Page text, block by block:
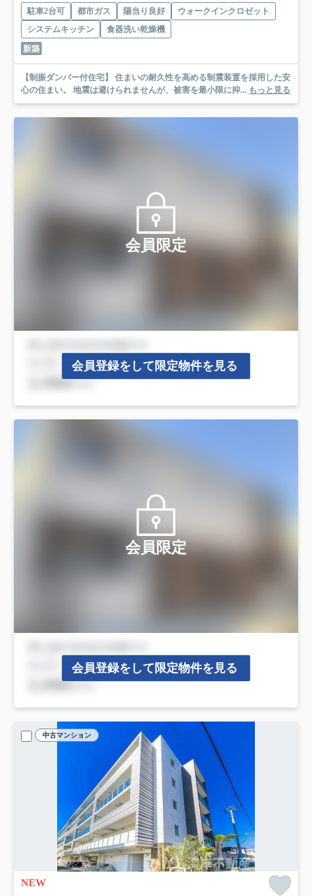
駐車2台可 都市ガス 陽当り良好
ウォークインクロゼット
システムキッチン
食器洗い乾燥機
新築
【制振ダンパー付住宅】 住まいの耐久性を高める制震装置を採用した安
心の住まい。 地震は避けられませんが、被害を最小限に抑... もっと見る
会員限定
会員登録をして限定物件を見る
会員限定
会員登録をして限定物件を見る
中古マンション
NEW